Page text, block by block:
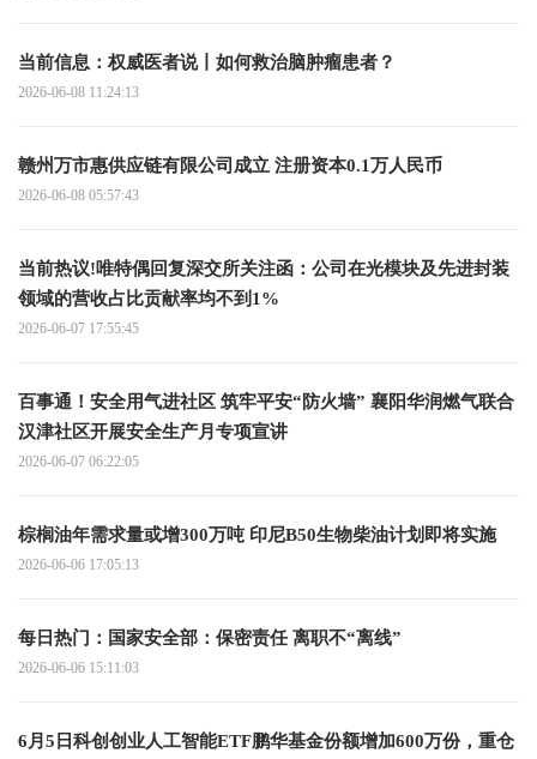
当前信息：权威医者说丨如何救治脑肿瘤患者？
2026-06-08 11:24:13
赣州万市惠供应链有限公司成立 注册资本0.1万人民币
2026-06-08 05:57:43
当前热议!唯特偶回复深交所关注函：公司在光模块及先进封装
领域的营收占比贡献率均不到1%
2026-06-07 17:55:45
百事通！安全用气进社区 筑牢平安“防火墙” 襄阳华润燃气联合
汉津社区开展安全生产月专项宣讲
2026-06-07 06:22:05
棕榈油年需求量或增300万吨 印尼B50生物柴油计划即将实施
2026-06-06 17:05:13
每日热门：国家安全部：保密责任 离职不“离线”
2026-06-06 15:11:03
6月5日科创创业人工智能ETF鹏华基金份额增加600万份，重仓